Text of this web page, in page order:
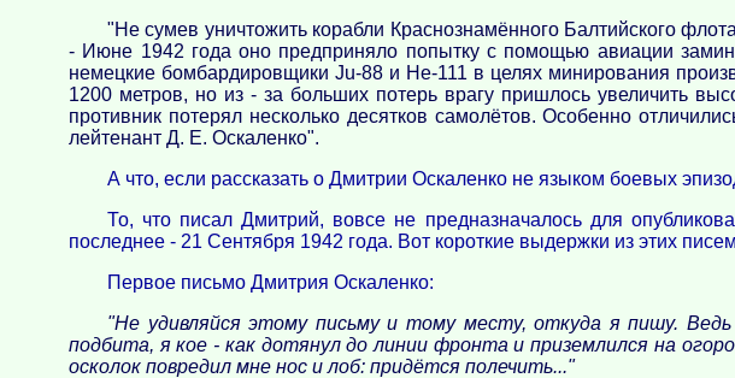
"Не сумев уничтожить корабли Краснознамённого Балтийского
- Июне 1942 года оно предприняло попытку с помощью авиации
немецкие бомбардировщики Ju-88 и He-111 в целях минирования
1200 метров, но из - за больших потерь врагу пришлось увеличить
противник потерял несколько десятков самолётов. Особенно
лейтенант Д. Е. Оскаленко".
А что, если рассказать о Дмитрии Оскаленко не языком боевых
То, что писал Дмитрий, вовсе не предназначалось для
последнее - 21 Сентября 1942 года. Вот короткие выдержки из этих
Первое письмо Дмитрия Оскаленко:
"Не удивляйся этому письму и тому месту, откуда я пишу.
подбита, я кое - как дотянул до линии фронта и приземлился на
осколок повредил мне нос и лоб: придётся полечить..."